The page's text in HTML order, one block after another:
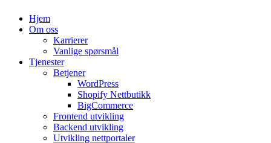
Hjem
Om oss
Karrierer
Vanlige spørsmål
Tjenester
Betjener
WordPress
Shopify Nettbutikk
BigCommerce
Frontend utvikling
Backend utvikling
Utvikling nettportaler